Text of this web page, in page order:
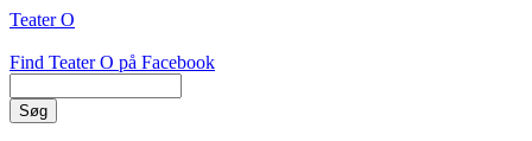
Gå
hovedindhold
Teater O
Find Teater O på Facebook